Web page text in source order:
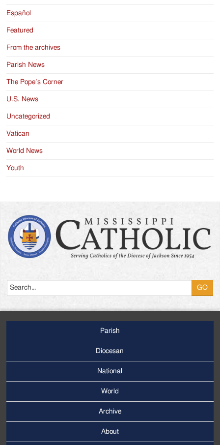
Español
Featured
From the archives
Parish News
The Pope’s Corner
U.S. News
Uncategorized
Vatican
World News
Youth
Menu
Parish
Diocesan
National
World
Menu
Archive
About